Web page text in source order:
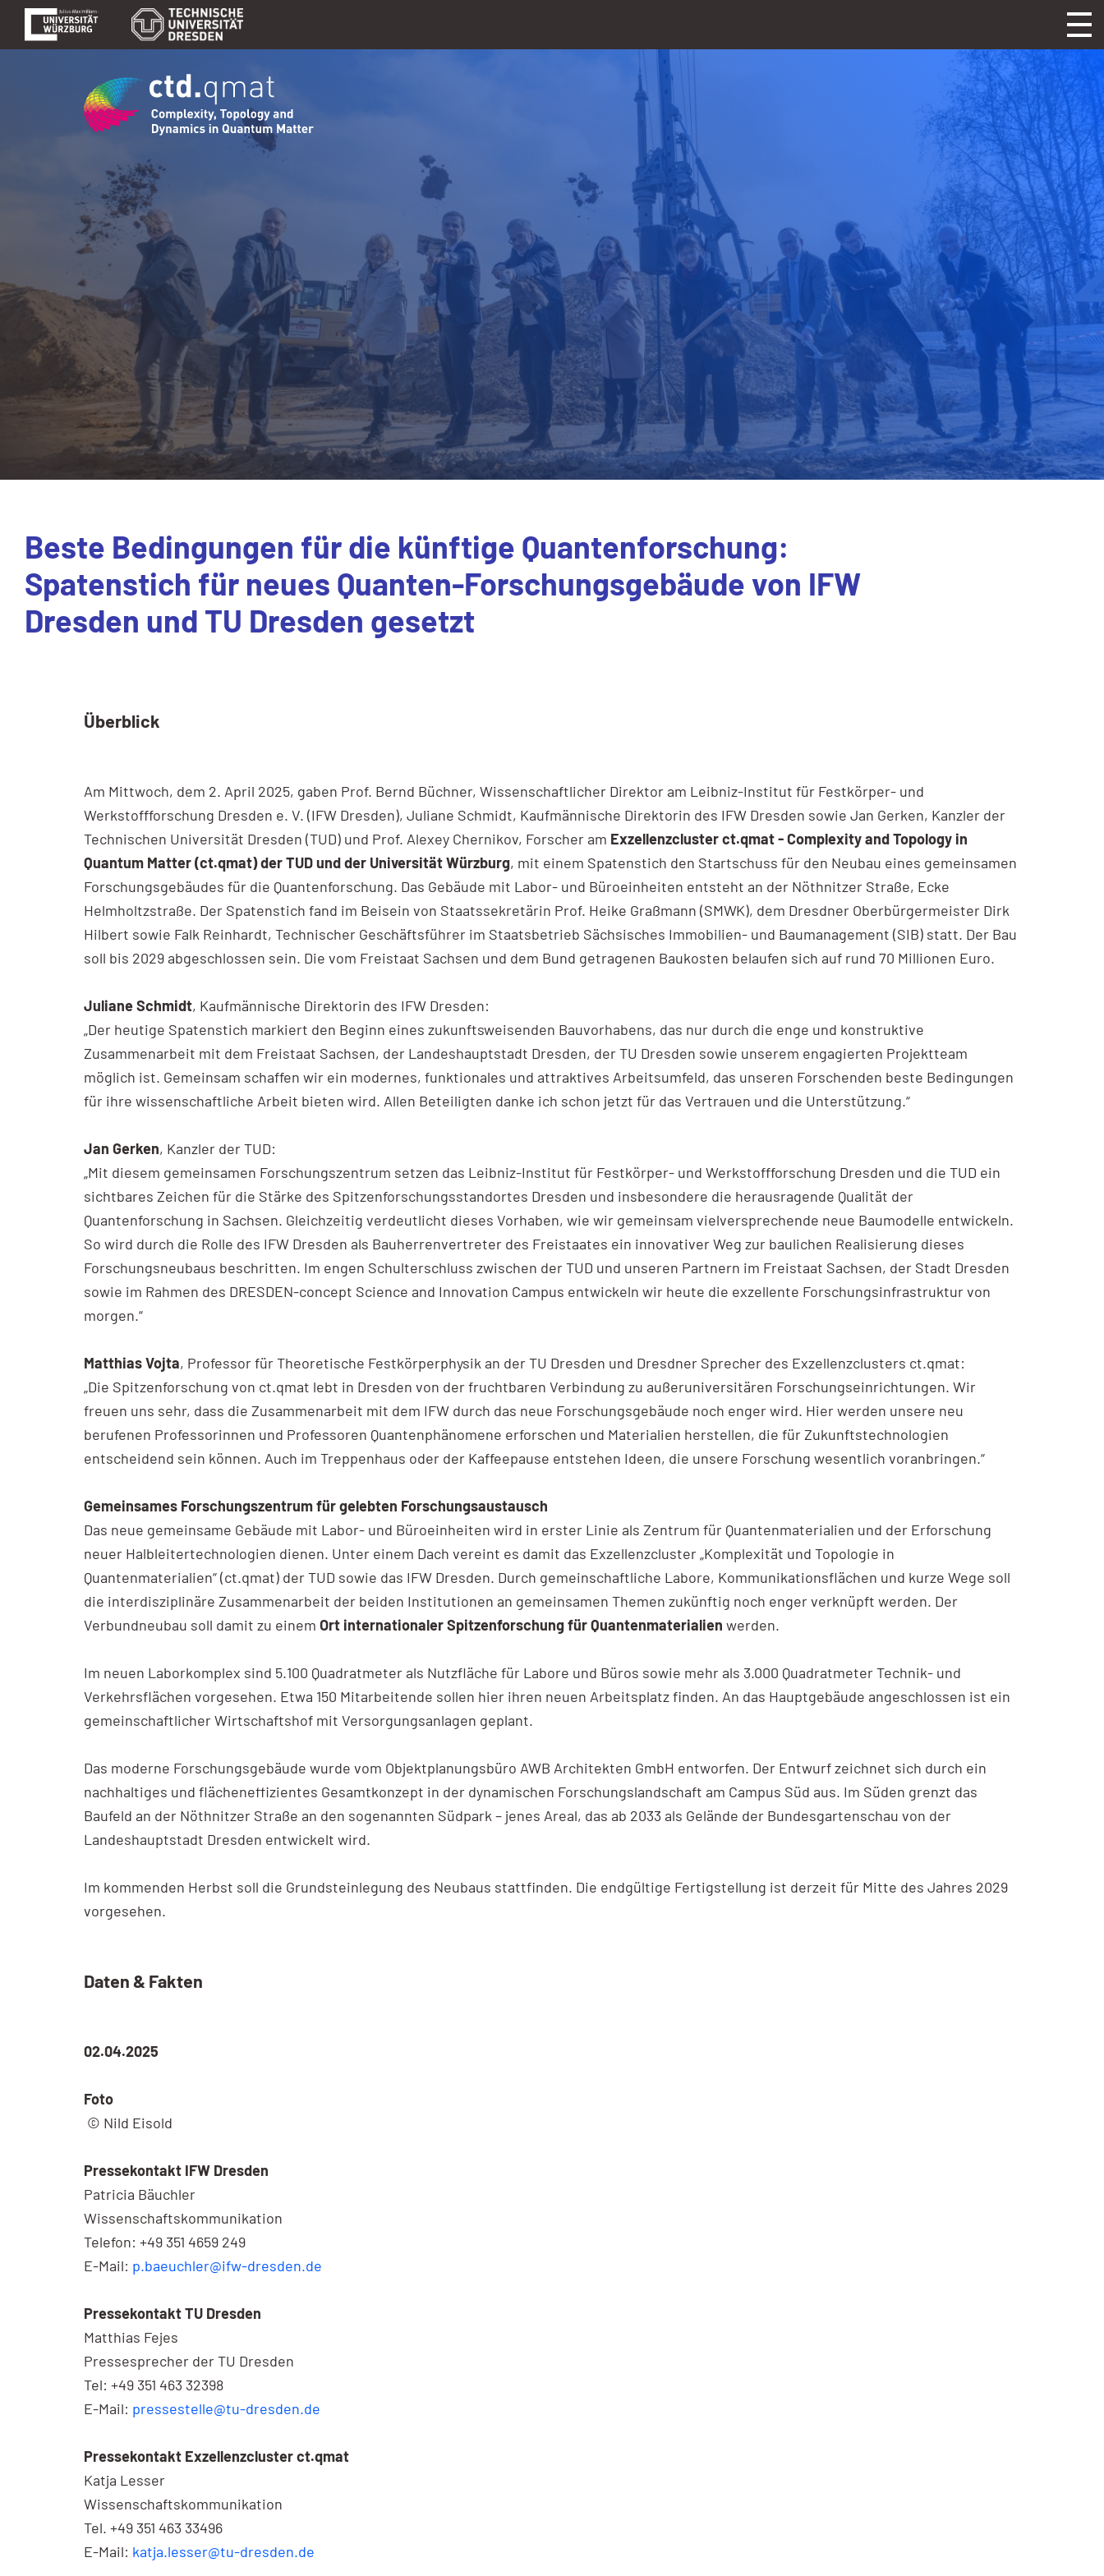
Beste Bedingungen für die künftige Quantenforschung:
Spatenstich für neues Quanten-Forschungsgebäude von IFW
Dresden und TU Dresden gesetzt
Überblick
Am Mittwoch, dem 2. April 2025, gaben Prof. Bernd Büchner, Wissenschaftlicher Direktor am Leibniz-Institut für Festkörper- und
Werkstoffforschung Dresden e. V. (IFW Dresden), Juliane Schmidt, Kaufmännische Direktorin des IFW Dresden sowie Jan Gerken, Kanzler der
Technischen Universität Dresden (TUD) und Prof. Alexey Chernikov, Forscher am Exzellenzcluster ct.qmat - Complexity and Topology in
Quantum Matter (ct.qmat) der TUD und der Universität Würzburg, mit einem Spatenstich den Startschuss für den Neubau eines gemeinsamen
Forschungsgebäudes für die Quantenforschung. Das Gebäude mit Labor- und Büroeinheiten entsteht an der Nöthnitzer Straße, Ecke
Helmholtzstraße. Der Spatenstich fand im Beisein von Staatssekretärin Prof. Heike Graßmann (SMWK), dem Dresdner Oberbürgermeister Dirk
Hilbert sowie Falk Reinhardt, Technischer Geschäftsführer im Staatsbetrieb Sächsisches Immobilien- und Baumanagement (SIB) statt. Der Bau
soll bis 2029 abgeschlossen sein. Die vom Freistaat Sachsen und dem Bund getragenen Baukosten belaufen sich auf rund 70 Millionen Euro.
Juliane Schmidt, Kaufmännische Direktorin des IFW Dresden:
„Der heutige Spatenstich markiert den Beginn eines zukunftsweisenden Bauvorhabens, das nur durch die enge und konstruktive
Zusammenarbeit mit dem Freistaat Sachsen, der Landeshauptstadt Dresden, der TU Dresden sowie unserem engagierten Projektteam
möglich ist. Gemeinsam schaffen wir ein modernes, funktionales und attraktives Arbeitsumfeld, das unseren Forschenden beste Bedingungen
für ihre wissenschaftliche Arbeit bieten wird. Allen Beteiligten danke ich schon jetzt für das Vertrauen und die Unterstützung.“
Jan Gerken, Kanzler der TUD:
„Mit diesem gemeinsamen Forschungszentrum setzen das Leibniz-Institut für Festkörper- und Werkstoffforschung Dresden und die TUD ein
sichtbares Zeichen für die Stärke des Spitzenforschungsstandortes Dresden und insbesondere die herausragende Qualität der
Quantenforschung in Sachsen. Gleichzeitig verdeutlicht dieses Vorhaben, wie wir gemeinsam vielversprechende neue Baumodelle entwickeln.
So wird durch die Rolle des IFW Dresden als Bauherrenvertreter des Freistaates ein innovativer Weg zur baulichen Realisierung dieses
Forschungsneubaus beschritten. Im engen Schulterschluss zwischen der TUD und unseren Partnern im Freistaat Sachsen, der Stadt Dresden
sowie im Rahmen des DRESDEN-concept Science and Innovation Campus entwickeln wir heute die exzellente Forschungsinfrastruktur von
morgen.“
Matthias Vojta, Professor für Theoretische Festkörperphysik an der TU Dresden und Dresdner Sprecher des Exzellenzclusters ct.qmat:
„Die Spitzenforschung von ct.qmat lebt in Dresden von der fruchtbaren Verbindung zu außeruniversitären Forschungseinrichtungen. Wir
freuen uns sehr, dass die Zusammenarbeit mit dem IFW durch das neue Forschungsgebäude noch enger wird. Hier werden unsere neu
berufenen Professorinnen und Professoren Quantenphänomene erforschen und Materialien herstellen, die für Zukunftstechnologien
entscheidend sein können. Auch im Treppenhaus oder der Kaffeepause entstehen Ideen, die unsere Forschung wesentlich voranbringen.“
Gemeinsames Forschungszentrum für gelebten Forschungsaustausch
Das neue gemeinsame Gebäude mit Labor- und Büroeinheiten wird in erster Linie als Zentrum für Quantenmaterialien und der Erforschung
neuer Halbleitertechnologien dienen. Unter einem Dach vereint es damit das Exzellenzcluster „Komplexität und Topologie in
Quantenmaterialien“ (ct.qmat) der TUD sowie das IFW Dresden. Durch gemeinschaftliche Labore, Kommunikationsflächen und kurze Wege soll
die interdisziplinäre Zusammenarbeit der beiden Institutionen an gemeinsamen Themen zukünftig noch enger verknüpft werden. Der
Verbundneubau soll damit zu einem Ort internationaler Spitzenforschung für Quantenmaterialien werden.
Im neuen Laborkomplex sind 5.100 Quadratmeter als Nutzfläche für Labore und Büros sowie mehr als 3.000 Quadratmeter Technik- und
Verkehrsflächen vorgesehen. Etwa 150 Mitarbeitende sollen hier ihren neuen Arbeitsplatz finden. An das Hauptgebäude angeschlossen ist ein
gemeinschaftlicher Wirtschaftshof mit Versorgungsanlagen geplant.
Das moderne Forschungsgebäude wurde vom Objektplanungsbüro AWB Architekten GmbH entworfen. Der Entwurf zeichnet sich durch ein
nachhaltiges und flächeneffizientes Gesamtkonzept in der dynamischen Forschungslandschaft am Campus Süd aus. Im Süden grenzt das
Baufeld an der Nöthnitzer Straße an den sogenannten Südpark – jenes Areal, das ab 2033 als Gelände der Bundesgartenschau von der
Landeshauptstadt Dresden entwickelt wird.
Im kommenden Herbst soll die Grundsteinlegung des Neubaus stattfinden. Die endgültige Fertigstellung ist derzeit für Mitte des Jahres 2029
vorgesehen.
Daten & Fakten
02.04.2025
Foto
© Nild Eisold
Pressekontakt IFW Dresden
Patricia Bäuchler
Wissenschaftskommunikation
Telefon: +49 351 4659 249
E-Mail: p.baeuchler@ifw-dresden.de
Pressekontakt TU Dresden
Matthias Fejes
Pressesprecher der TU Dresden
Tel: +49 351 463 32398
E-Mail: pressestelle@tu-dresden.de
Pressekontakt Exzellenzcluster ct.qmat
Katja Lesser
Wissenschaftskommunikation
Tel. +49 351 463 33496
E-Mail: katja.lesser@tu-dresden.de